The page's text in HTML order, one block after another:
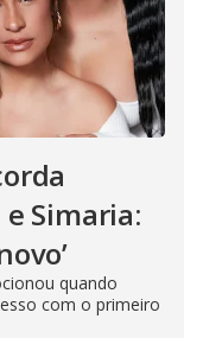
Simaria:
quando
com o primeiro